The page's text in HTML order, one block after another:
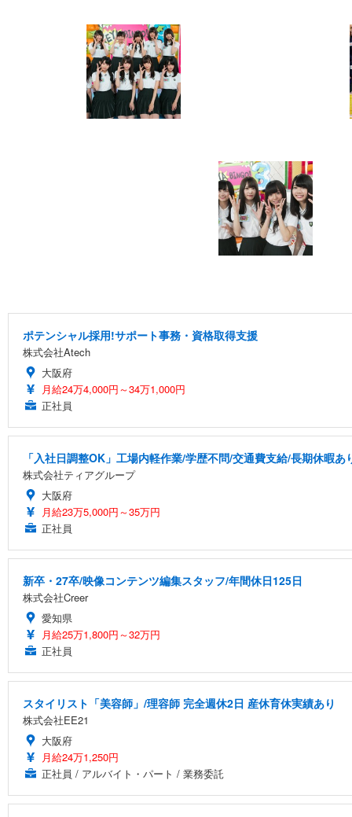
ポテンシャル採用!サポート事務・資格取得支援
株式会社Atech
大阪府
月給24万4,000円～34万1,000円
正社員
「入社日調整OK」工場内軽作業/学歴不問/交通費支給/長期休暇あ
株式会社ティアグループ
大阪府
月給23万5,000円～35万円
正社員
新卒・27卒/映像コンテンツ編集スタッフ/年間休日125日
株式会社Creer
愛知県
月給25万1,800円～32万円
正社員
スタイリスト「美容師」/理容師 完全週休2日 産休育休実績あり
株式会社EE21
大阪府
月給24万1,250円
正社員 / アルバイト・パート / 業務委託